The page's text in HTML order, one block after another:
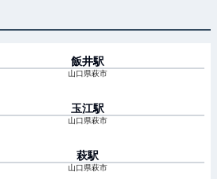
飯井駅
山口県萩市
玉江駅
山口県萩市
萩駅
山口県萩市